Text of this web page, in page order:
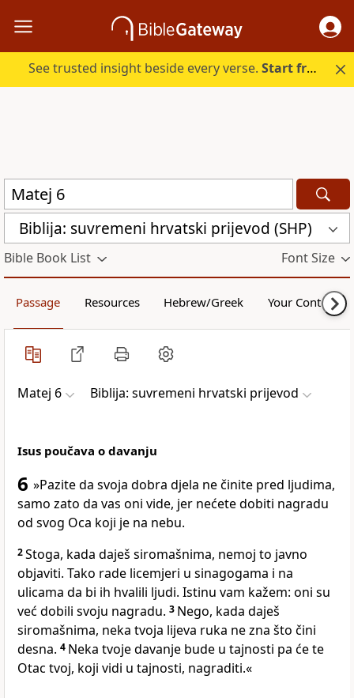
See trusted insight beside every verse.Start free.
Biblija: suvremeni hrvatski prijevod (SHP)
Bible Book List Font Size
Passage Resources Hebrew/Greek Your Content
Matej 6 Biblija: suvremeni hrvatski prijevod
Isus poučava o davanju
6 »Pazite da svoja dobra djela ne činite pred ljudima,
samo zato da vas oni vide, jer nećete dobiti nagradu
od svog Oca koji je na nebu.
2Stoga, kada daješ siromašnima, nemoj to javno
objaviti. Tako rade licemjeri u sinagogama i na
ulicama da bi ih hvalili ljudi. Istinu vam kažem: oni su
već dobili svoju nagradu. 3 Nego, kada daješ
siromašnima, neka tvoja lijeva ruka ne zna što čini
desna. 4 Neka tvoje davanje bude u tajnosti pa će te
Otac tvoj, koji vidi u tajnosti, nagraditi.«